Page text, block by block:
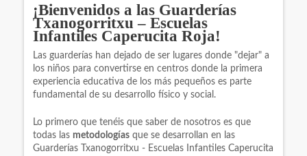
¡Bienvenidos a las Guarderías
Txanogorritxu – Escuelas
Infantiles Caperucita Roja!
Las guarderías han dejado de ser lugares donde "dejar" a
los niños para convertirse en centros donde la primera
experiencia educativa de los más pequeños es parte
fundamental de su desarrollo físico y social.
Lo primero que tenéis que saber de nosotros es que
todas las metodologías que se desarrollan en las
Guarderías Txanogorritxu - Escuelas Infantiles Caperucita